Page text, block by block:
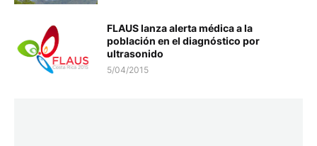
FLAUS lanza alerta médica a la
población en el diagnóstico por
ultrasonido
5/04/2015